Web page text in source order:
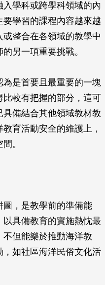
學科或跨學科領域的內
學習的課程內容越來越
整合在各領域的教學中
另一項重要挑戰。
是首要且最重要的一塊
較有把握的部分，這可
備結合其他領域教材教
育活動安全的維護上，
。
，是教學前的準備能
具備教育的實施熱忱最
但能樂於推動海洋教
如社區海洋民俗文化活